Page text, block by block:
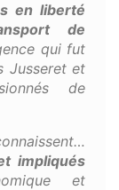
en liberté
de
qui fut
Jusseretet
de
impliqués
et